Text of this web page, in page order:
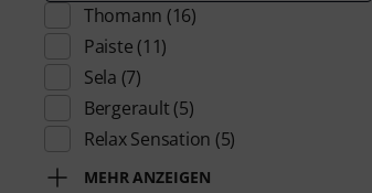
Thomann (16)
Paiste (11)
Sela (7)
Bergerault (5)
Relax Sensation (5)
MEHR ANZEIGEN